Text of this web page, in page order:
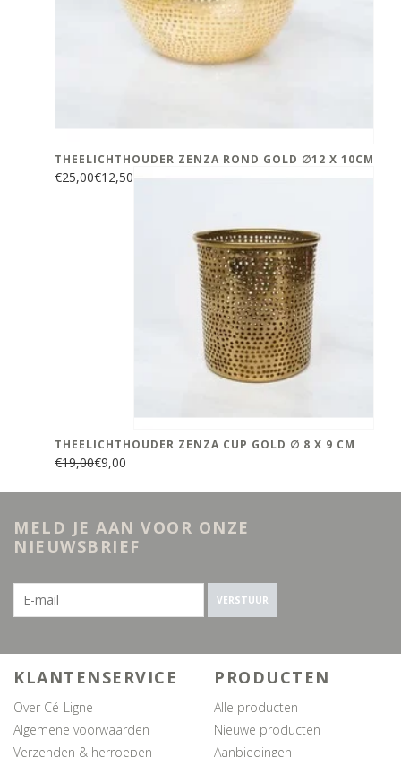
THEELICHTHOUDER ZENZA ROND GOLD ∅12 X 10CM
€25,00€12,50
THEELICHTHOUDER ZENZA CUP GOLD ∅ 8 X 9 CM
€19,00€9,00
MELD JE AAN VOOR ONZE
NIEUWSBRIEF
VERSTUUR
KLANTENSERVICE
Over Cé-Ligne
Algemene voorwaarden
Verzenden & herroepen
PRODUCTEN
Alle producten
Nieuwe producten
Aanbiedingen